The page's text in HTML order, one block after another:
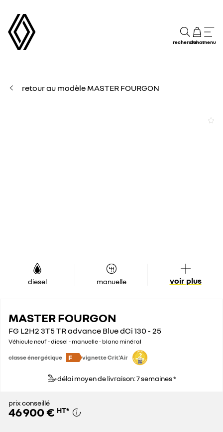
rechercheachatmenu
retour au modèle MASTER FOURGON
diesel manuelle voir plus
MASTER FOURGON
FG L2H2 3T5 TR advance Blue dCi 130 - 25
Véhicule neuf - diesel - manuelle - blanc minéral
classe énergétique F vignette Crit'Air
délai moyen de livraison: 7 semaines *
prix conseillé
46 900 € HT*